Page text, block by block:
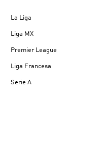
La Liga
Liga MX
Premier League
Liga Francesa
Serie A